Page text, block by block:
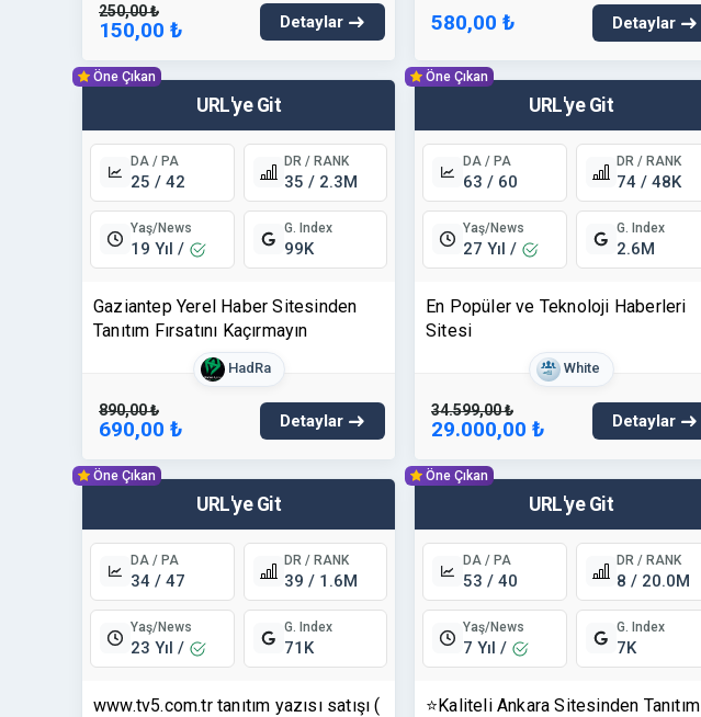
250,00 ₺
150,00 ₺ Detaylar 580,00 ₺ Detaylar
Öne Çıkan
URL'ye Git
DA / PA
25 / 42
DR / RANK
35 / 2.3M
Yaş/News
19 Yıl /
G. Index
99K
Gaziantep Yerel Haber Sitesinden
Tanıtım Fırsatını Kaçırmayın
HadRa
890,00 ₺
690,00 ₺ Detaylar
Öne Çıkan
URL'ye Git
DA / PA
63 / 60
DR / RANK
74 / 48K
Yaş/News
27 Yıl /
G. Index
2.6M
En Popüler ve Teknoloji Haberleri
Sitesi
White
34.599,00 ₺
29.000,00 ₺ Detaylar
Öne Çıkan
URL'ye Git
DA / PA
34 / 47
DR / RANK
39 / 1.6M
Yaş/News
23 Yıl /
G. Index
71K
www.tv5.com.tr tanıtım yazısı satışı (
Öne Çıkan
URL'ye Git
DA / PA
53 / 40
DR / RANK
8 / 20.0M
Yaş/News
7 Yıl /
G. Index
7K
⭐Kaliteli Ankara Sitesinden Tanıtım